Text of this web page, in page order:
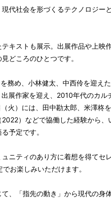
代社会を形づくるテクノロジー
キストも展示。出展作品や上映
どころのひとつです。
務め、小林健太、中西伶を迎え
展作家を迎え、2010年代のカル
火）には、田中勘太郎、米澤柊
）などで協働した経験から、
予定です。
ニティのあり方に着想を得てセ
お楽しみいただけます。
、「指先の動き」から現代の身